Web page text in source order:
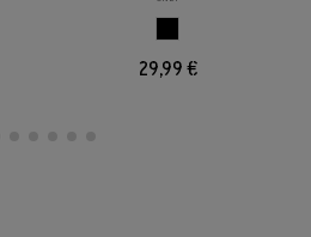
29,99 €